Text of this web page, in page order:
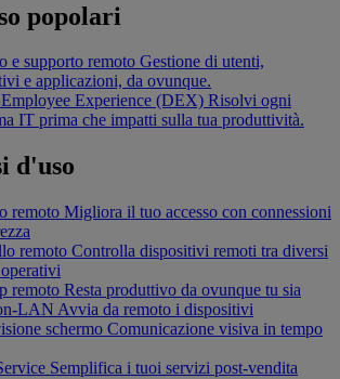
popolari
e supporto remoto Gestione di utenti,
e applicazioni, da ovunque.
Experience (DEX) Risolvi ogni
IT prima che impatti sulla tua produttività.
d'uso
remoto Migliora il tuo accesso con connessioni
remoto Controlla dispositivi remoti tra diversi
remoto Resta produttivo da ovunque tu sia
LAN Avvia da remoto i dispositivi
schermo Comunicazione visiva in tempo
Semplifica i tuoi servizi post-vendita